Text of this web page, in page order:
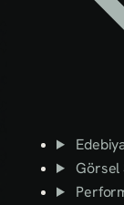
Görsel